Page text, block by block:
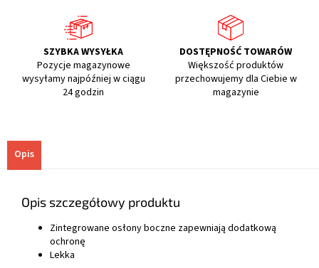
SZYBKA WYSYŁKA
Pozycje magazynowe
wysyłamy najpóźniej w ciągu
24 godzin
DOSTĘPNOŚĆ TOWARÓW
Większość produktów
przechowujemy dla Ciebie w
magazynie
Opis
Opis szczegółowy produktu
Zintegrowane osłony boczne zapewniają dodatkową
ochronę
Lekka